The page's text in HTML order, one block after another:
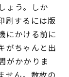
ょう。しか
刷するには版
にかける前に
がちゃんと出
がかかりま
せん。数枚の